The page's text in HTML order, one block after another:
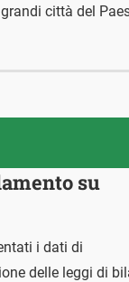
città del
su
i dati di
delle leggi di